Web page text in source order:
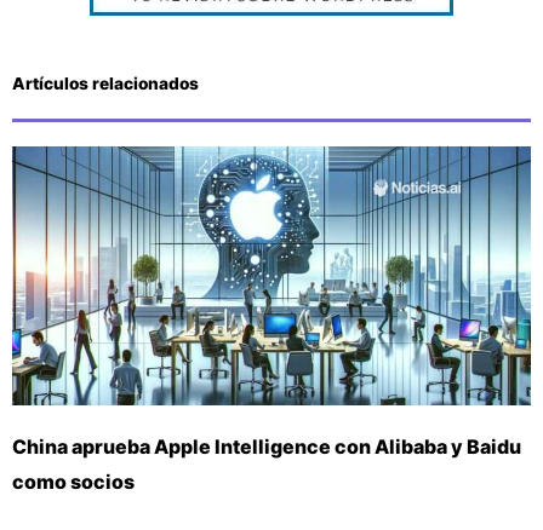
Artículos relacionados
China aprueba Apple Intelligence con Alibaba y Baidu
como socios